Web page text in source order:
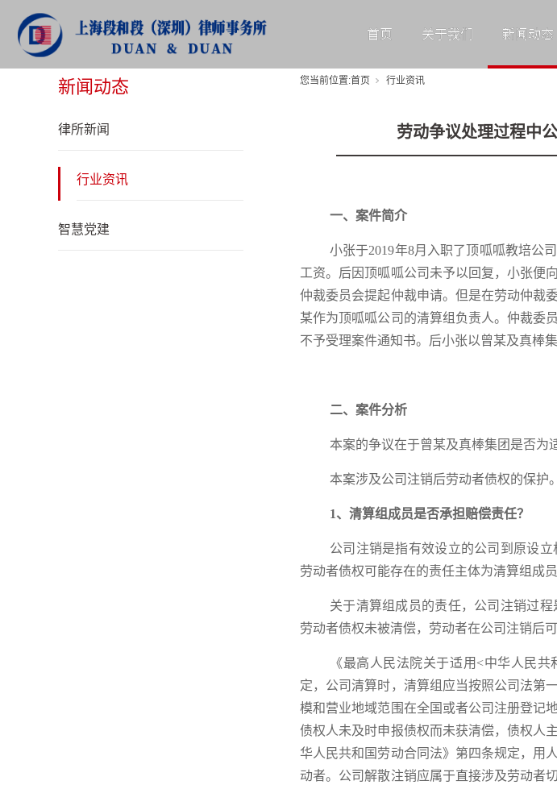
首页 关于我们 新闻动态
新闻动态
新闻动态
律所新闻
行业资讯
智慧党建
您当前位置:首页 行业资讯
劳动争议处理过程中
一、案件简介
小张于2019年8月入职了顶呱呱教培公
工资。后因顶呱呱公司未予以回复，小张便
仲裁委员会提起仲裁申请。但是在劳动仲裁
某作为顶呱呱公司的清算组负责人。仲裁委
不予受理案件通知书。后小张以曾某及真棒
二、案件分析
本案的争议在于曾某及真棒集团是否为
本案涉及公司注销后劳动者债权的保护。
1、清算组成员是否承担赔偿责任？
公司注销是指有效设立的公司到原设
劳动者债权可能存在的责任主体为清算组成员
关于清算组成员的责任，公司注销过
劳动者债权未被清偿，劳动者在公司注销后
《最高人民法院关于适用<中华人民
定，公司清算时，清算组应当按照公司法第
模和营业地域范围在全国或者公司注册登记
债权人未及时申报债权而未获清偿，债权人
华人民共和国劳动合同法》第四条规定，用
动者。公司解散注销应属于直接涉及劳动者